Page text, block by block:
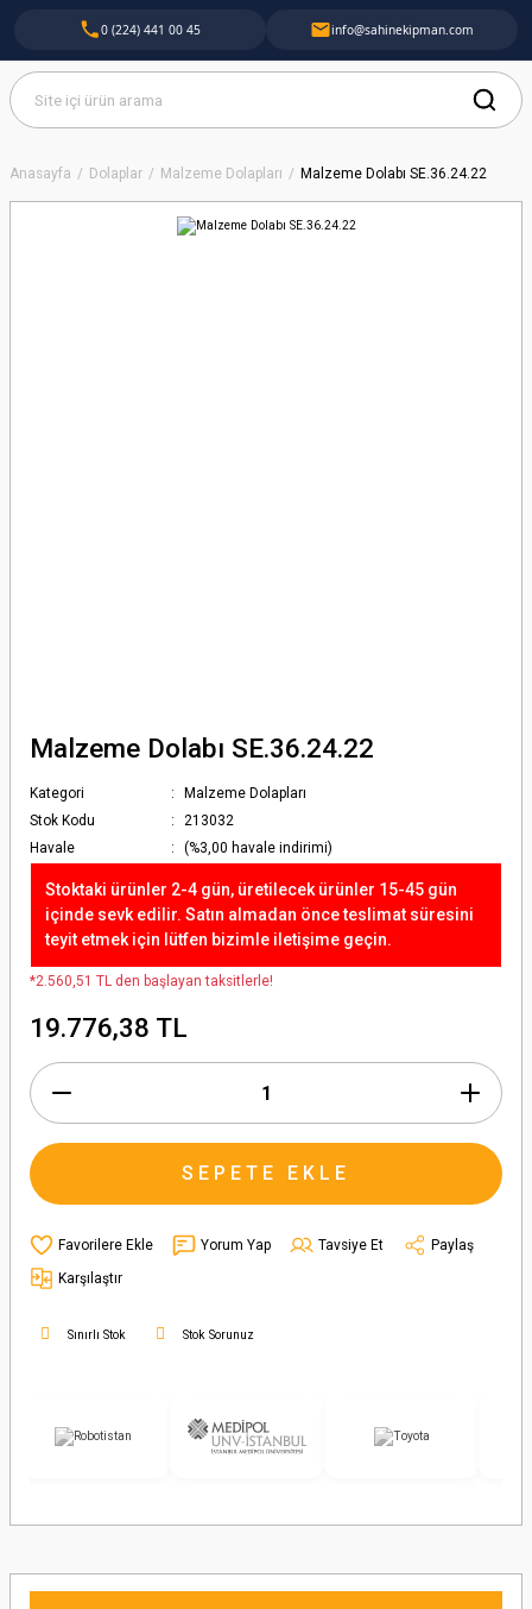
Anasayfa Dolaplar Malzeme Dolapları Malzeme Dolabı SE.36.24.22
Malzeme Dolabı SE.36.24.22
Kategori
Malzeme Dolapları
Stok Kodu
213032
Havale
(%3,00 havale indirimi)
Stoktaki ürünler 2-4 gün, üretilecek ürünler 15-45 gün
içinde sevk edilir. Satın almadan önce teslimat süresini
teyit etmek için lütfen bizimle iletişime geçin.
*2.560,51 TL den başlayan taksitlerle!
19.776,38 TL
SEPETE EKLE
Yorum Yap Tavsiye Et
Paylaş
Karşılaştır
Sınırlı Stok Stok Sorunuz
0 (224) 441 00 45 info@sahinekipman.com